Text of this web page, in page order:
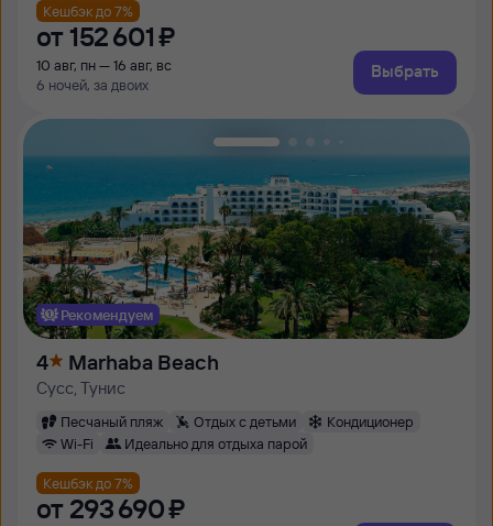
Кешбэк до 7%
от 152 ⁠601 ⁠₽
10 авг, пн — 16 авг, вс
6 ночей, за двоих
Выбрать
Рекомендуем
4 Marhaba Beach
Сусс, Тунис
Песчаный пляж Отдых с детьми
Кондиционер
Wi-Fi
Идеально для отдыха парой
Кешбэк до 7%
от 293 ⁠690 ⁠₽